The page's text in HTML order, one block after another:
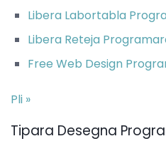
Libera Labortabla
Libera Reteja
Free Web Design
Pli »
Tipara Desegna